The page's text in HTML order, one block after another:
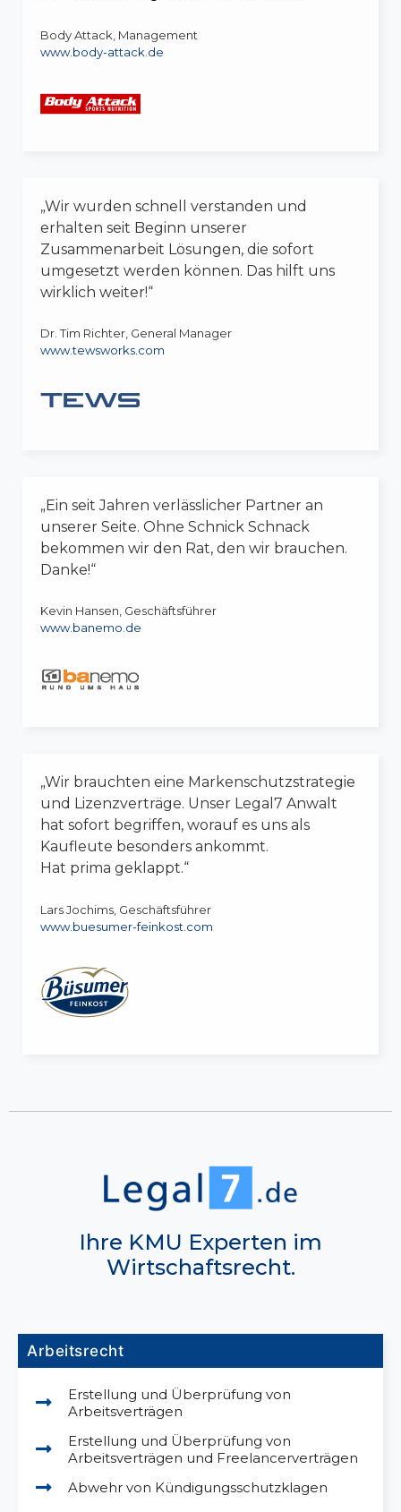
Body Attack, Management
www.body-attack.de
„Wir wurden schnell verstanden und
erhalten seit Beginn unserer
Zusammenarbeit Lösungen, die sofort
umgesetzt werden können. Das hilft uns
wirklich weiter!“
Dr. Tim Richter, General Manager
www.tewsworks.com
„Ein seit Jahren verlässlicher Partner an
unserer Seite. Ohne Schnick Schnack
bekommen wir den Rat, den wir brauchen.
Danke!“
Kevin Hansen, Geschäftsführer
www.banemo.de
„Wir brauchten eine Markenschutzstrategie
und Lizenzverträge. Unser Legal7 Anwalt
hat sofort begriffen, worauf es uns als
Kaufleute besonders ankommt.
Hat prima geklappt.“
Lars Jochims, Geschäftsführer
www.buesumer-feinkost.com
Ihre KMU Experten im
Wirtschaftsrecht.
Arbeitsrecht
Erstellung und Überprüfung von
Arbeitsverträgen
Erstellung und Überprüfung von
Arbeitsverträgen und Freelancerverträgen
Abwehr von Kündigungsschutzklagen